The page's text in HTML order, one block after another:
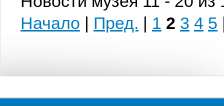
Начало | Пред. | 1 2 3 4 5